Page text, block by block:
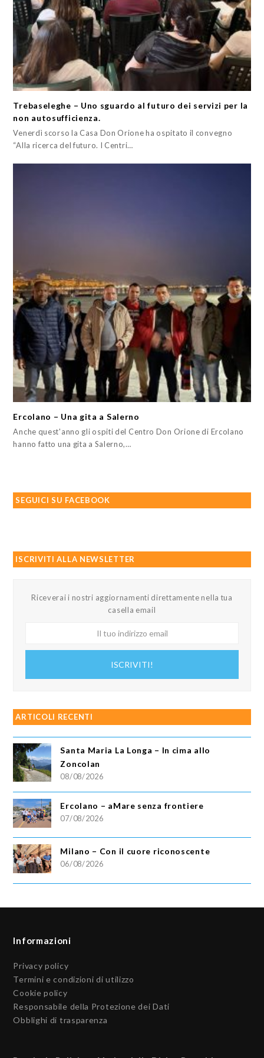
Trebaseleghe – Uno sguardo al futuro dei servizi per la
non autosufficienza.
Venerdì scorso la Casa Don Orione ha ospitato il convegno
“Alla ricerca del futuro. I Centri…
Ercolano – Una gita a Salerno
Anche quest'anno gli ospiti del Centro Don Orione di Ercolano
hanno fatto una gita a Salerno,…
SEGUICI SU FACEBOOK
ISCRIVITI ALLA NEWSLETTER
Riceverai i nostri aggiornamenti direttamente nella tua
casella email
ISCRIVITI!
ARTICOLI RECENTI
Santa Maria La Longa – In cima allo
Zoncolan
08/08/2026
Ercolano – aMare senza frontiere
07/08/2026
Milano – Con il cuore riconoscente
06/08/2026
Informazioni
Privacy policy
Termini e condizioni di utilizzo
Cookie policy
Responsabile della Protezione dei Dati
Obblighi di trasparenza